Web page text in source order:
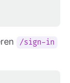
/sign-in